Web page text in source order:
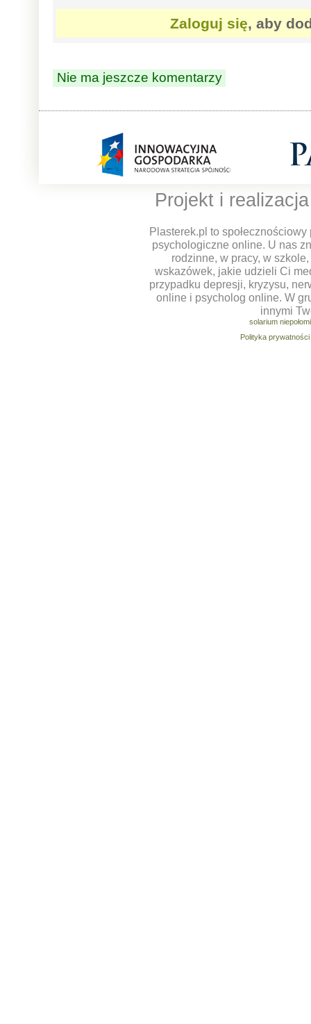
Zaloguj się, aby
Nie ma jeszcze komentarzy
Projekt i
Plasterek.pl to
psychologiczne online. U nas
rodzinne, w pracy, w
wskazówek, jakie udzieli Ci
przypadku depresji, kryzysu,
online i psycholog online. W
innymi
solarium
Polityka prywatności